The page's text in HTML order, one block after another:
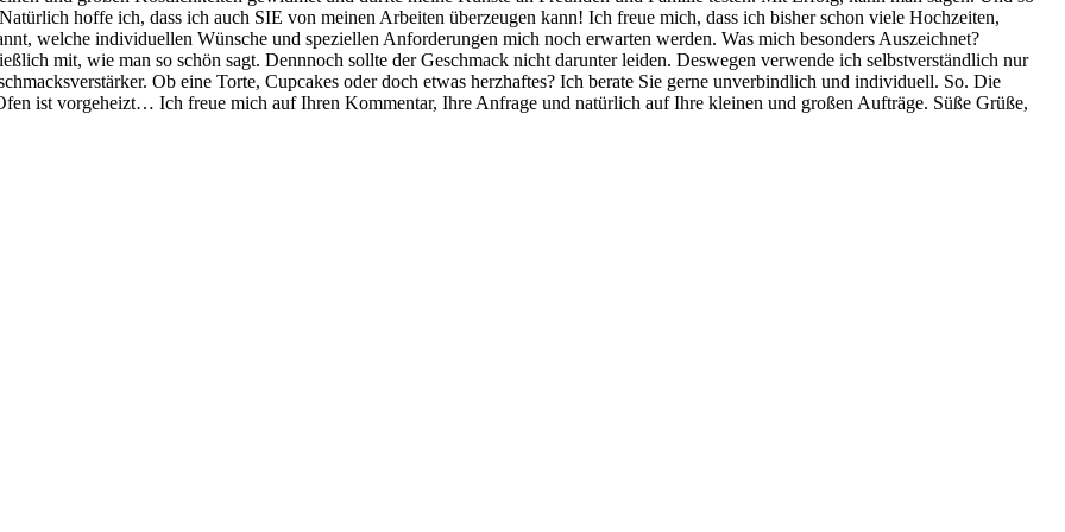
hoffe ich, dass ich auch SIE von meinen Arbeiten überzeugen kann! Ich freue mich, dass ich bisher schon viele Hochzeiten,
welche individuellen Wünsche und speziellen Anforderungen mich noch erwarten werden. Was mich besonders Auszeichnet?
mit, wie man so schön sagt. Dennnoch sollte der Geschmack nicht darunter leiden. Deswegen verwende ich selbstverständlich nur
Ob eine Torte, Cupcakes oder doch etwas herzhaftes? Ich berate Sie gerne unverbindlich und individuell. So. Die
ist vorgeheizt… Ich freue mich auf Ihren Kommentar, Ihre Anfrage und natürlich auf Ihre kleinen und großen Aufträge. Süße Grüße,